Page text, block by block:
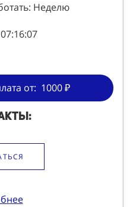
Неделю
от: 1000 ₽